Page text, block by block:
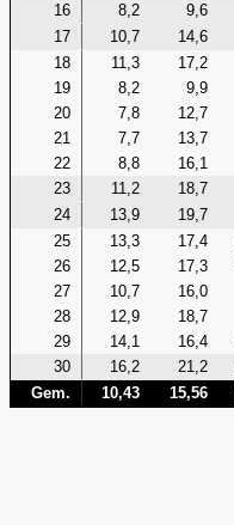
16
8,2 9,6
17
10,7 14,6
18
11,3 17,2
19
8,2 9,9
20
7,8 12,7
21
7,7 13,7
22
8,8 16,1
23
11,2 18,7
24
13,9 19,7
25
13,3 17,4
26
12,5 17,3
27
10,7 16,0
28
12,9 18,7
29
14,1 16,4
30
16,2 21,2
Gem.
10,43 15,56